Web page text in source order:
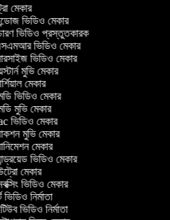
মেকার
ভিডিও মেকার
ভিডিও প্রস্তুতকারক
ভিডিও মেকার
ভিডিও মেকার
মুভি মেকার
মেকার
ভিডিও মেকার
মুভি মেকার
ভিডিও মেকার
মুভি মেকার
মেকার
ভিডিও মেকার
মেকার
ভিডিও মেকার
নির্মাতা
ভিডিও নির্মাতা